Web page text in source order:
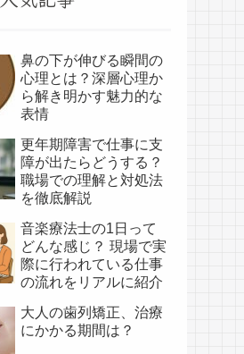
鼻の下が伸びる瞬間の
心理とは？深層心理か
ら解き明かす魅力的な
表情
更年期障害で仕事に支
障が出たらどうする？
職場での理解と対処法
を徹底解説
音楽療法士の1日って
どんな感じ？ 現場で実
際に行われている仕事
の流れをリアルに紹介
大人の歯列矯正、治療
にかかる期間は？